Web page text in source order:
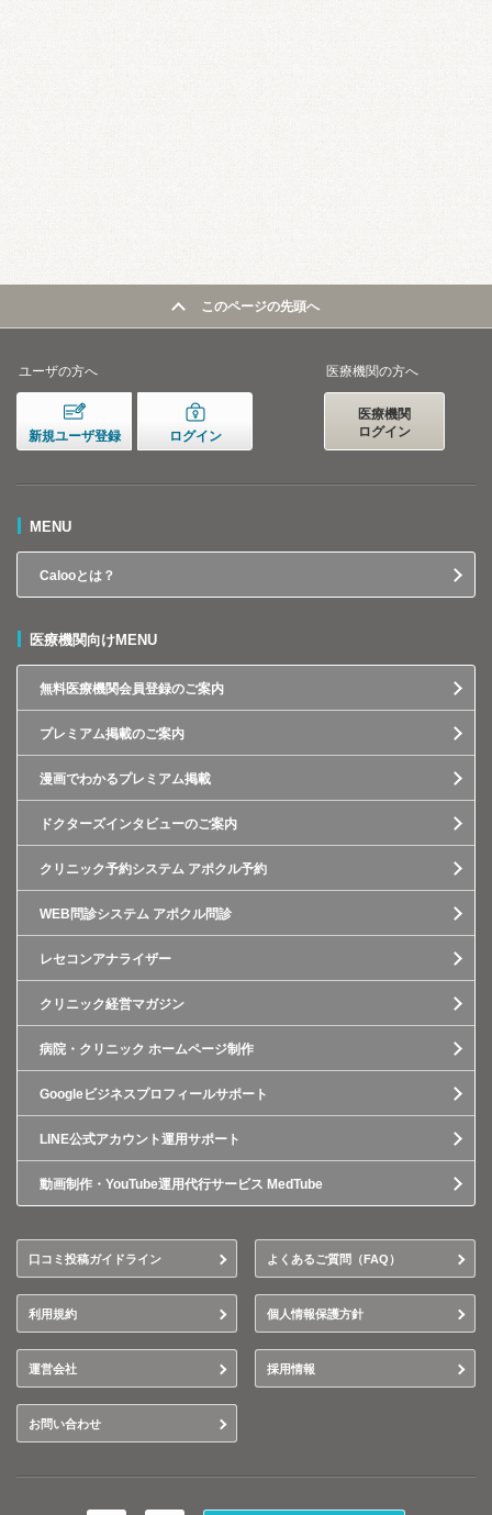
このページの先頭へ
ユーザの方へ
新規ユーザ登録 ログイン
医療機関の方へ
医療機関
ログイン
MENU
Calooとは？
医療機関向けMENU
無料医療機関会員登録のご案内
プレミアム掲載のご案内
漫画でわかるプレミアム掲載
ドクターズインタビューのご案内
クリニック予約システム アポクル予約
WEB問診システム アポクル問診
レセコンアナライザー
クリニック経営マガジン
病院・クリニック ホームページ制作
Googleビジネスプロフィールサポート
LINE公式アカウント運用サポート
動画制作・YouTube運用代行サービス MedTube
口コミ投稿ガイドライン よくあるご質問（FAQ）
利用規約 個人情報保護方針
運営会社 採用情報
お問い合わせ